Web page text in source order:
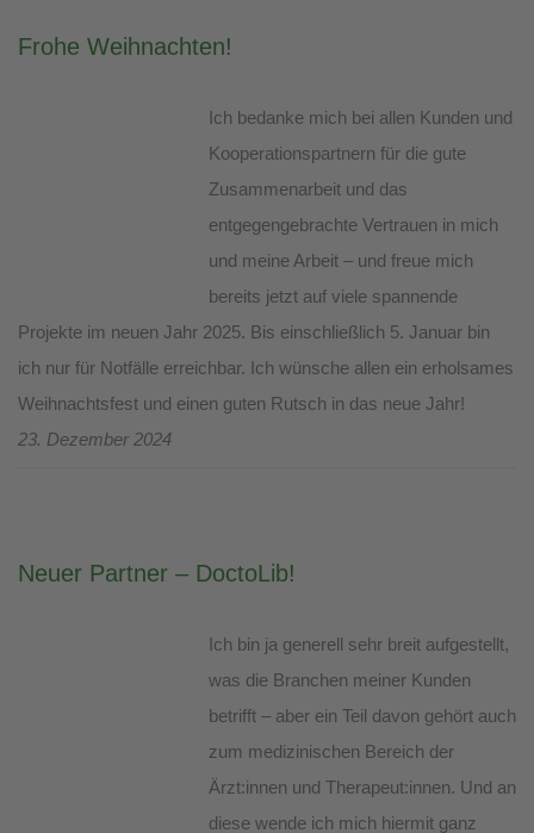
Frohe Weihnachten!
Ich bedanke mich bei allen Kunden und
Kooperationspartnern für die gute
Zusammenarbeit und das
entgegengebrachte Vertrauen in mich
und meine Arbeit – und freue mich
bereits jetzt auf viele spannende
Projekte im neuen Jahr 2025. Bis einschließlich 5. Januar bin
ich nur für Notfälle erreichbar. Ich wünsche allen ein erholsames
Weihnachtsfest und einen guten Rutsch in das neue Jahr!
23. Dezember 2024
Neuer Partner – DoctoLib!
Ich bin ja generell sehr breit aufgestellt,
was die Branchen meiner Kunden
betrifft – aber ein Teil davon gehört auch
zum medizinischen Bereich der
Ärzt:innen und Therapeut:innen. Und an
diese wende ich mich hiermit ganz